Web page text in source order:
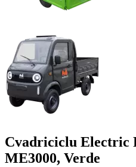
Cvadriciclu Electric
ME3000, Verde